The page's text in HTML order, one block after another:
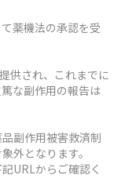
薬機法の承認を受
供され、これまでに
な副作用の報告は
副作用被害救済制
外となります。
URLからご確認く